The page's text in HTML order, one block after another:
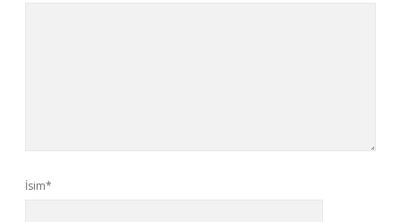
İsim*